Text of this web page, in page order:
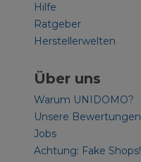
Hilfe
Ratgeber
Herstellerwelten
Über uns
Warum UNIDOMO?
Unsere Bewertungen
Jobs
Achtung: Fake Shops!